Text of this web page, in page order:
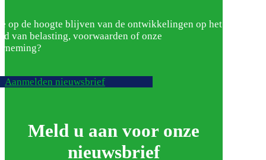
op de hoogte blijven van de ontwikkelingen op het
van belasting, voorwaarden of onze
Aanmelden nieuwsbrief
Meld u aan voor onze
nieuwsbrief